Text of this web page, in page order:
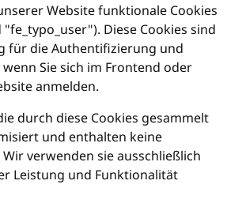
Website funktionale Cookies
Diese Cookies sind
für die Authentifizierung und
Sie sich im Frontend oder
anmelden.
durch diese Cookies gesammelt
und enthalten keine
verwenden sie ausschließlich
Leistung und Funktionalität